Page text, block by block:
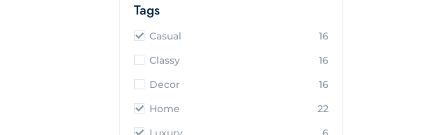
Tags
Casual
16
Classy
16
Decor
16
Home
22